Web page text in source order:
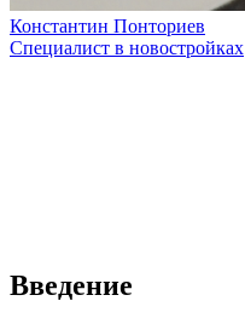
Константин Понториев
Специалист в новостройках
Введение